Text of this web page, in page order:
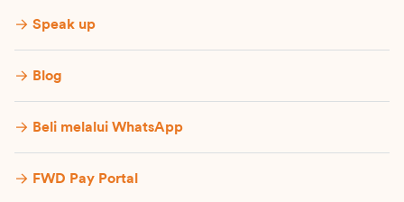
Speak up
Blog
Beli melalui WhatsApp
FWD Pay Portal